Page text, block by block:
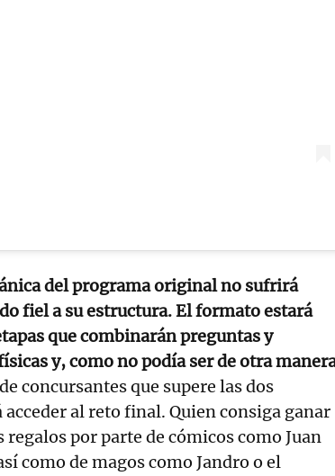
del programa original no sufrirá
fiel a su estructura. El formato estará
que combinarán preguntas y
y, como no podía ser de otra
concursantes que supere las dos
al reto final. Quien consiga ganar
por parte de cómicos como Juan
como de magos como Jandro o el